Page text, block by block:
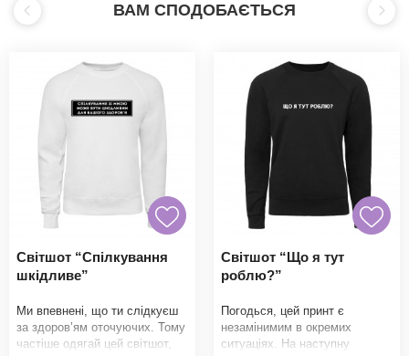
ВАМ СПОДОБАЄТЬСЯ
Світшот “Спілкування
шкідливе”
Ми впевнені, що ти слідкуєш
за здоров’ям оточуючих. Тому
частіше одягай цей світшот,
Світшот “Що я тут
роблю?”
Погодься, цей принт є
незамінимим в окремих
ситуаціях. На наступну